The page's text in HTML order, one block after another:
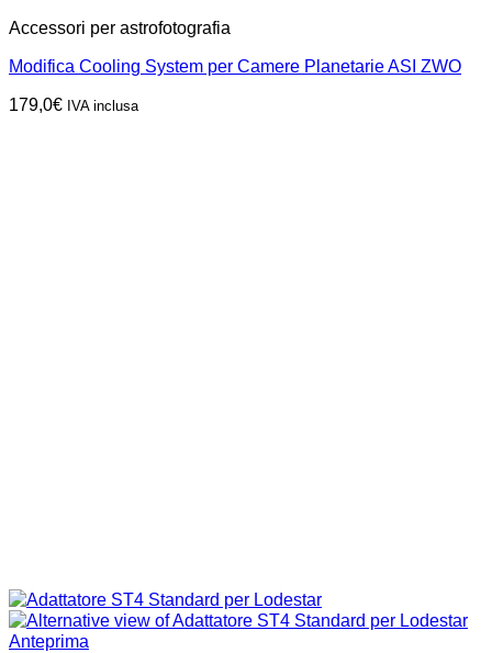
Accessori per astrofotografia
Modifica Cooling System per Camere Planetarie ASI ZWO
179,0€ IVA inclusa
Anteprima